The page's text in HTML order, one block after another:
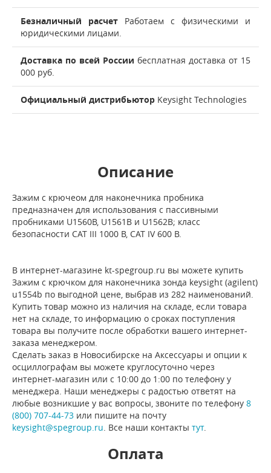
Безналичный расчет Работаем с физическими и
юридическими лицами.
Доставка по всей России бесплатная доставка от 15
000 руб.
Официальный дистрибьютор Keysight Technologies
Описание
Зажим с крючеом для наконечника пробника
предназначен для использования с пассивными
пробниками U1560B, U1561B и U1562B; класс
безопасности CAT III 1000 В, CAT IV 600 В.
В интернет-магазине kt-spegroup.ru вы можете купить
Зажим с крючком для наконечника зонда keysight (agilent)
u1554b по выгодной цене, выбрав из 282 наименований.
Купить товар можно из наличия на складе, если товара
нет на складе, то информацию о сроках поступления
товара вы получите после обработки вашего интернет-
заказа менеджером.
Сделать заказ в Новосибирске на Аксессуары и опции к
осциллографам вы можете круглосуточно через
интернет-магазин или с 10:00 до 1:00 по телефону у
менеджера. Наши менеджеры с радостью ответят на
любые возникшие у вас вопросы, звоните по телефону 8
(800) 707-44-73 или пишите на почту
keysight@spegroup.ru. Все наши контакты тут.
Оплата